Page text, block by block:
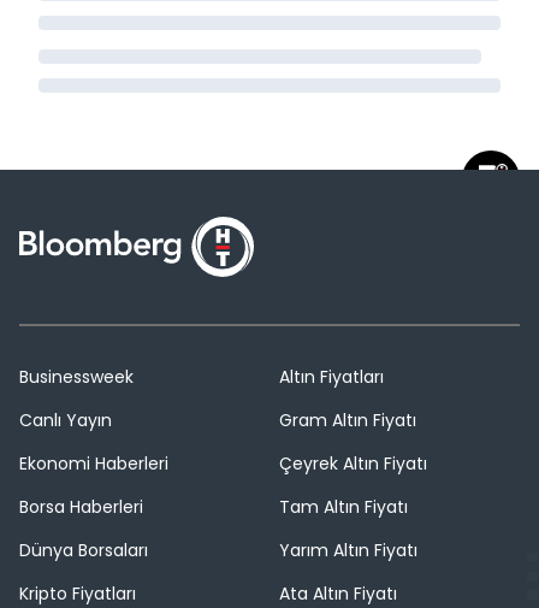
Businessweek
Canlı Yayın
Ekonomi Haberleri
Borsa Haberleri
Dünya Borsaları
Kripto Fiyatları
Altın Fiyatları
Gram Altın Fiyatı
Çeyrek Altın Fiyatı
Tam Altın Fiyatı
Yarım Altın Fiyatı
Ata Altın Fiyatı